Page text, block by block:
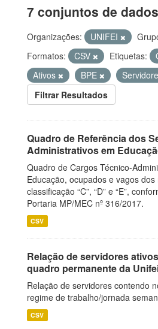
7 conjuntos de
Organizações: UNIFEI
Formatos:
CSV Etiquetas:
Ativos
BPE
Filtrar Resultados
Quadro de Referência dos
Administrativos em
Quadro de Cargos Técnico-
Educação, ocupados e vagos
classificação “C”, “D” e “E”,
Portaria MP/MEC nº 316/2017.
CSV
Relação de servidores
quadro permanente da
Relação de servidores contendo
regime de trabalho/jornada
CSV